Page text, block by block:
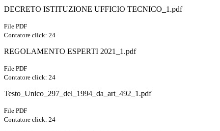
DECRETO ISTITUZIONE UFFICIO TECNICO_1.pdf
File PDF
Contatore click: 24
REGOLAMENTO ESPERTI 2021_1.pdf
File PDF
Contatore click: 24
Testo_Unico_297_del_1994_da_art_492_1.pdf
File PDF
Contatore click: 24